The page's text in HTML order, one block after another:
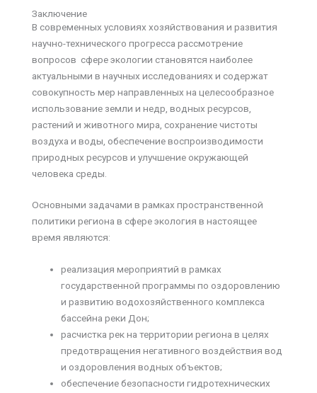
Заключение
В современных условиях хозяйствования и развития
научно-технического прогресса рассмотрение
вопросов сфере экологии становятся наиболее
актуальными в научных исследованиях и содержат
совокупность мер направленных на целесообразное
использование земли и недр, водных ресурсов,
растений и животного мира, сохранение чистоты
воздуха и воды, обеспечение воспроизводимости
природных ресурсов и улучшение окружающей
человека среды.
Основными задачами в рамках пространственной
политики региона в сфере экология в настоящее
время являются:
реализация мероприятий в рамках
государственной программы по оздоровлению
и развитию водохозяйственного комплекса
бассейна реки Дон;
расчистка рек на территории региона в целях
предотвращения негативного воздействия вод
и оздоровления водных объектов;
обеспечение безопасности гидротехнических